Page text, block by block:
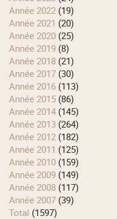
année 2022 (19)
année 2021 (20)
année 2020 (25)
année 2019 (8)
année 2018 (21)
année 2017 (30)
année 2016 (113)
année 2015 (86)
année 2014 (145)
année 2013 (264)
année 2012 (182)
année 2011 (125)
année 2010 (159)
année 2009 (149)
année 2008 (117)
année 2007 (39)
total (1597)